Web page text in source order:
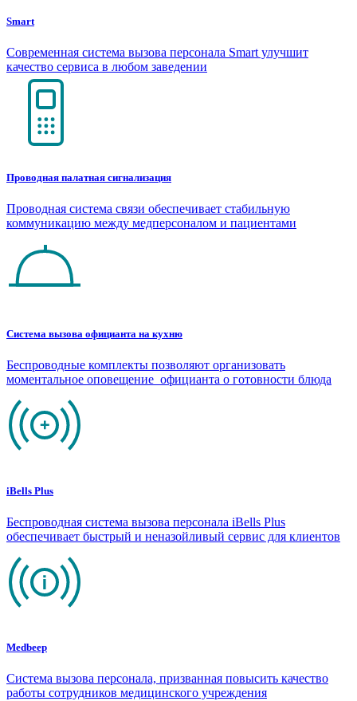
Smart
Современная система вызова персонала Smart улучшит
качество сервиса в любом заведении
Проводная палатная сигнализация
Проводная система связи обеспечивает стабильную
коммуникацию между медперсоналом и пациентами
Система вызова официанта на кухню
Беспроводные комплекты позволяют организовать
моментальное оповещение официанта о готовности блюда
iBells Plus
Беспроводная система вызова персонала iBells Plus
обеспечивает быстрый и неназойливый сервис для клиентов
Medbeep
Система вызова персонала, призванная повысить качество
работы сотрудников медицинского учреждения